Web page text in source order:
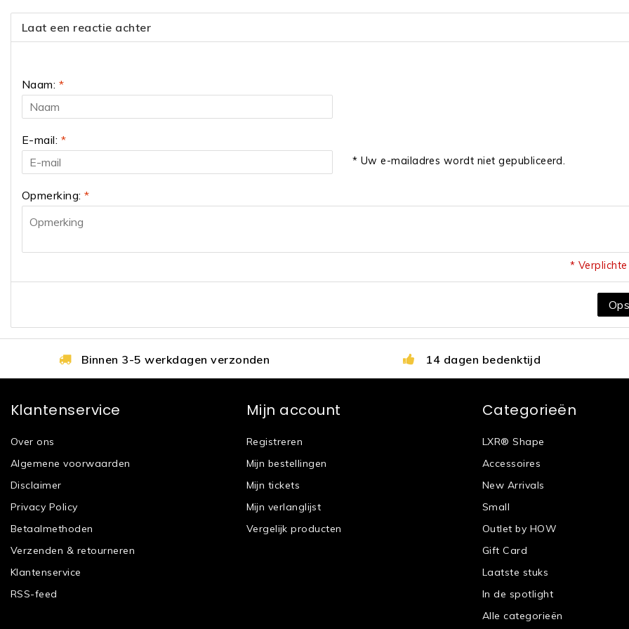
Laat een reactie achter
Naam: *
E-mail: *
* Uw e-mailadres wordt niet gepubliceerd.
Opmerking:*
*
Binnen 3-5 werkdagen verzonden 14 dagen bedenktijd
Klantenservice
Over ons
Algemene voorwaarden
Disclaimer
Privacy Policy
Betaalmethoden
Verzenden & retourneren
Klantenservice
RSS-feed
Mijn account
Registreren
Mijn bestellingen
Mijn tickets
Mijn verlanglijst
Vergelijk producten
Categorieën
LXR® Shape
Accessoires
New Arrivals
Small
Outlet by HOW
Gift Card
Laatste stuks
In de spotlight
Alle categorieën